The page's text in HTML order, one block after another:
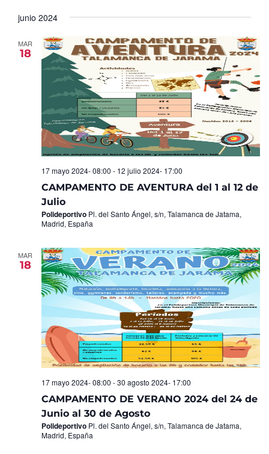
de
Eventos
fecha.
junio 2024
MAR
18
CAMPAMENTO DE AVENTURA del 1 al 12 de
Julio
17 mayo 2024- 08:00 - 12 julio 2024- 17:00
Polideportivo Pl. del Santo Ángel, s/n, Talamanca de Jatama,
Madrid, España
MAR
18
CAMPAMENTO DE VERANO 2024 del 24 de
Junio al 30 de Agosto
17 mayo 2024- 08:00 -30 agosto 2024- 17:00
Polideportivo Pl. del Santo Ángel, s/n, Talamanca de Jatama,
Madrid, España